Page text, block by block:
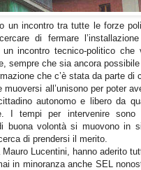
un incontro tra tutte le forze
di fermare l’installazione
incontro tecnico-politico che
sempre che sia ancora
che c’è stata da parte di
muoversi all’unisono per poter
autonomo e libero da
I tempi per intervenire
buona volontà si muovono in
di prendersi il merito.
Lucentini, hanno aderito
in minoranza anche SEL